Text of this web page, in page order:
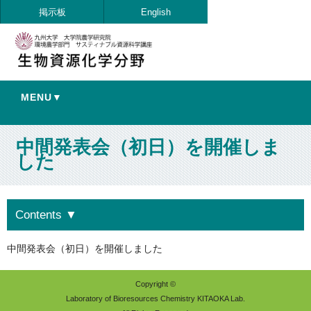
掲示板 English
MENU▼
中間発表会（初日）を開催しま
した
中間発表会（初日）を開催しました
Contents ▼
Copyright ©
Laboratory of Bioresources Chemistry KITAOKA Lab.